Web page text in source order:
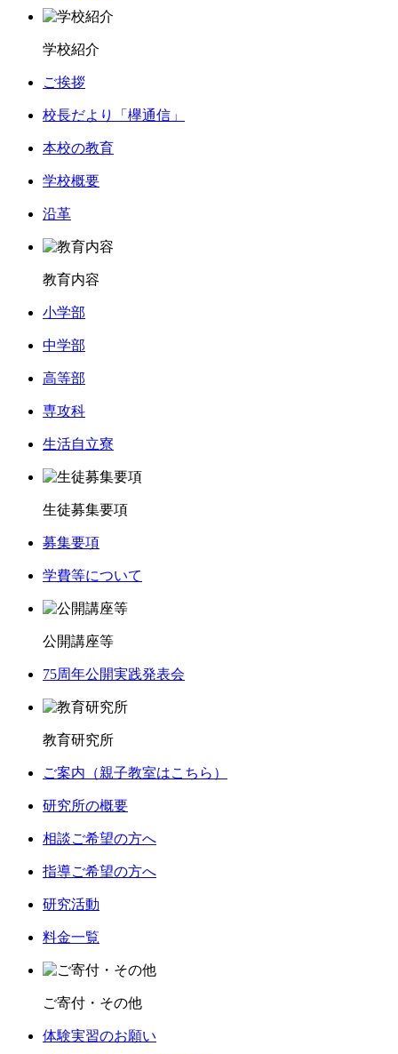
学校紹介
ご挨拶
校長だより「欅通信」
本校の教育
学校概要
沿革
教育内容
小学部
中学部
高等部
専攻科
生活自立寮
生徒募集要項
募集要項
学費等について
公開講座等
75周年公開実践発表会
教育研究所
ご案内（親子教室はこちら）
研究所の概要
相談ご希望の方へ
指導ご希望の方へ
研究活動
料金一覧
ご寄付・その他
体験実習のお願い